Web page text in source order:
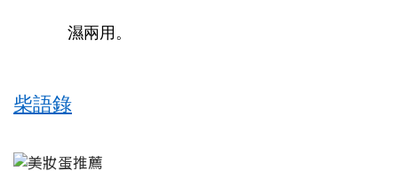
濕兩用。
柴語錄